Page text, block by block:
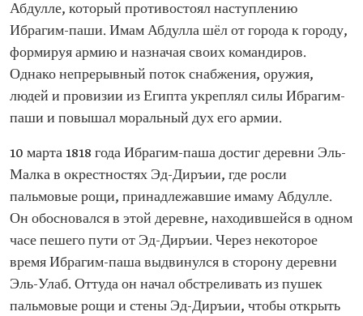
Абдулле, который противостоял наступлению
Ибрагим-паши. Имам Абдулла шёл от города к городу,
формируя армию и назначая своих командиров.
Однако непрерывный поток снабжения, оружия,
людей и провизии из Египта укреплял силы Ибрагим-
паши и повышал моральный дух его армии.
10 марта 1818 года Ибрагим-паша достиг деревни Эль-
Малка в окрестностях Эд-Диръии, где росли
пальмовые рощи, принадлежавшие имаму Абдулле.
Он обосновался в этой деревне, находившейся в одном
часе пешего пути от Эд-Диръии. Через некоторое
время Ибрагим-паша выдвинулся в сторону деревни
Эль-Улаб. Оттуда он начал обстреливать из пушек
пальмовые рощи и стены Эд-Диръии, чтобы открыть